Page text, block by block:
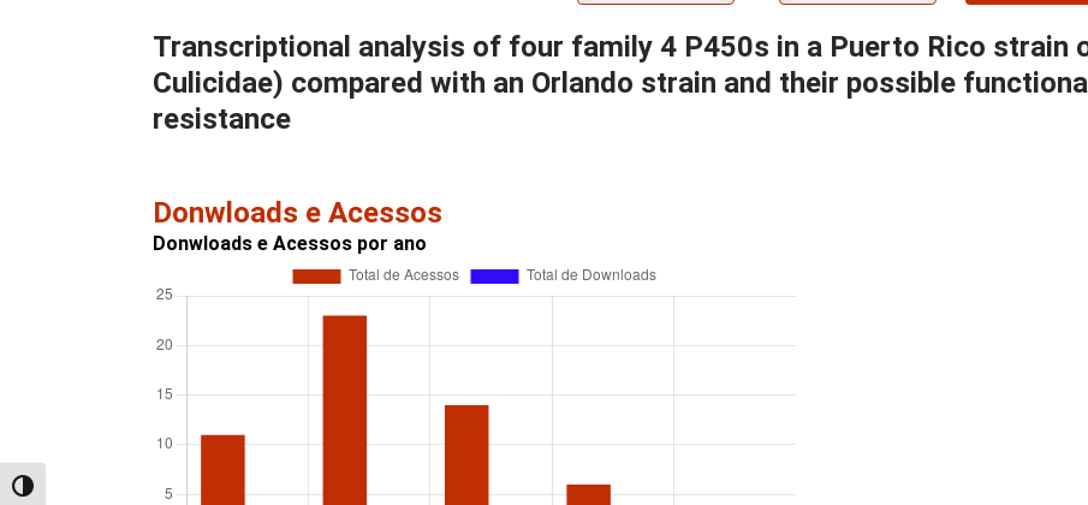
Alternar alto contraste
Transcriptional analysis of four family 4 P450s in a Puerto Rico strain
Culicidae) compared with an Orlando strain and their possible
resistance
Donwloads e Acessos
Donwloads e Acessos por ano